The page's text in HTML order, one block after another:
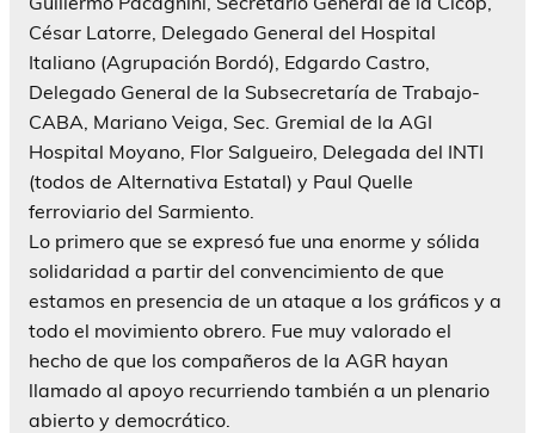
César Latorre, Delegado General del Hospital
Italiano (Agrupación Bordó), Edgardo Castro,
Delegado General de la Subsecretaría de Trabajo-
CABA, Mariano Veiga, Sec. Gremial de la AGI
Hospital Moyano, Flor Salgueiro, Delegada del INTI
(todos de Alternativa Estatal) y Paul Quelle
ferroviario del Sarmiento.
Lo primero que se expresó fue una enorme y sólida
solidaridad a partir del convencimiento de que
estamos en presencia de un ataque a los gráficos y a
todo el movimiento obrero. Fue muy valorado el
hecho de que los compañeros de la AGR hayan
llamado al apoyo recurriendo también a un plenario
abierto y democrático.